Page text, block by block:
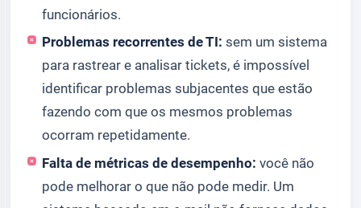
funcionários.
Problemas recorrentes de TI: sem um sistema
para rastrear e analisar tickets, é impossível
identificar problemas subjacentes que estão
fazendo com que os mesmos problemas
ocorram repetidamente.
Falta de métricas de desempenho: você não
pode melhorar o que não pode medir. Um